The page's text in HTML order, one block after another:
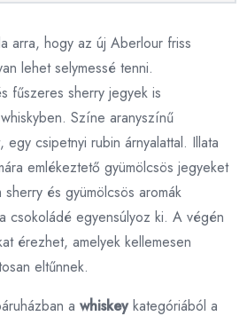
arra, hogy az új Aberlour friss
lehet selymessé tenni.
fűszeres sherry jegyek is
Színe aranyszínű
csipetnyi rubin árnyalattal. Illata
emlékeztető gyümölcsös jegyeket
és gyümölcsös aromák
csokoládé egyensúlyoz ki. A végén
érezhet, amelyek kellemesen
eltűnnek.
a whiskeykategóriából a